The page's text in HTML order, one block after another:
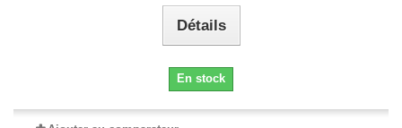
Détails
En stock